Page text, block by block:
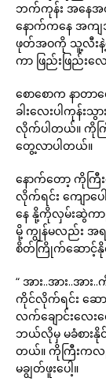
ဘက်ကုန်း အနေအထ
နောက်ကနေ အက
ဖုတ်အဝကို သူ့လီးနဲ့
ကာ ဖြည်းဖြည်း
စောစောက နာတာ
ခါးလေးပါကုန်း
လိုက်ပါတယ်။ ကိုကြီ
တွေ့လာပါတယ်။
နောက်တော့ ကိုကြီ
လိုက်ရင်း ကျော
နေ နို့ကိုလှမ်းဆွဲကာ
မို့ ကျွန်မလည်း အရ
စိတ်ကြိုက်ဆောင့်နို
“ အား..အား..အာ
ကိုင်လိုက်ရင်း ဆောင့်
လက်ချောင်းလေ
ဘယ်လိုမှ မခံစားနိုင်
တယ်။ ကိုကြီးကလ
မချွတ်ဖူးပေါ့။